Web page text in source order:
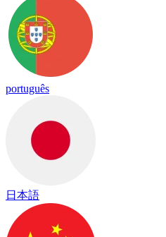
português
日本語